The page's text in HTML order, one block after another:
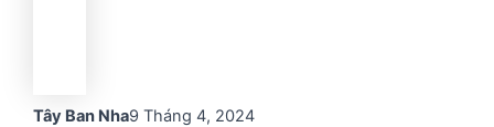
Tây Ban Nha9 Tháng 4, 2024